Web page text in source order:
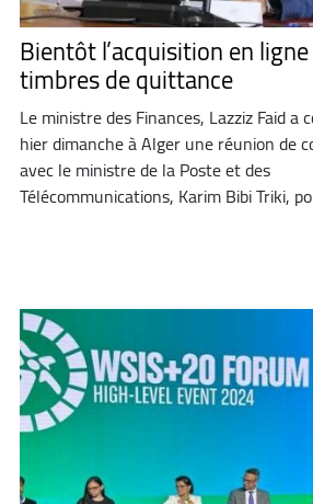
Bientôt l’acquisition en
timbres de quittance
Le ministre des Finances, Lazziz Faid a
hier dimanche à Alger une réunion de
avec le ministre de la Poste et des
Télécommunications, Karim Bibi Triki,